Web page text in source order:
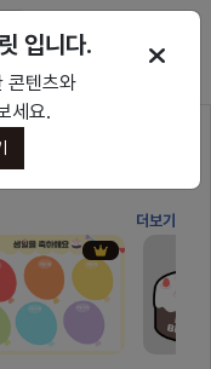
로드
더보기
입니다.
콘텐츠와
세요.